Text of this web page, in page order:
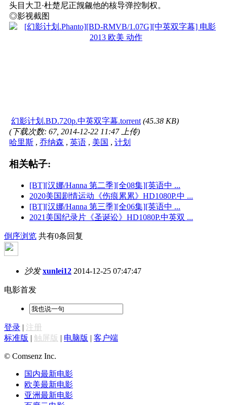
头目大卫·杜楚尼正觊觎他的核导弹控制权。
◎影视截图
幻影计划.BD.720p.中英双字幕.torrent (45.38 KB)
(下载次数: 67, 2014-12-22 11:47 上传)
哈里斯 , 乔纳森 , 英语 , 美国 , 计划
相关帖子:
[BT][汉娜/Hanna 第二季][全08集][英语中 ...
2020美国剧情运动《伤痕累累》HD1080P.中 ...
[BT][汉娜/Hanna 第三季][全06集][英语中 ...
2021美国纪录片《圣诞讼》HD1080P.中英双 ...
倒序浏览 共有0条回复
沙发 xunlei12 2014-12-25 07:47:47
电影首发
登录 | 注册
标准版 | 触屏版 | 电脑版 | 客户端
© Comsenz Inc.
国内最新电影
欧美最新电影
亚洲最新电影